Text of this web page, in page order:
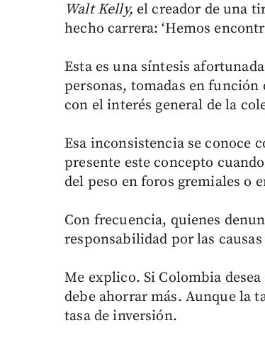
Walt Kelly, el creador de una
hecho carrera: ‘Hemos
Esta es una síntesis
personas, tomadas en
con el interés general de la
Esa inconsistencia se conoce
presente este concepto
del peso en foros gremiales o
Con frecuencia, quienes
responsabilidad por las
Me explico. Si Colombia
debe ahorrar más. Aunque la
tasa de inversión.